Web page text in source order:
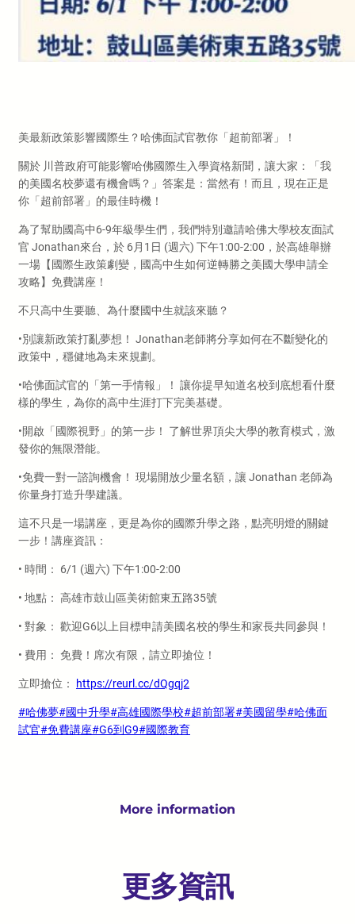
美最新政策影響國際生？哈佛面試官教你「超前部署」！
關於 川普政府可能影響哈佛國際生入學資格新聞，讓大家：「我
的美國名校夢還有機會嗎？」答案是：當然有！而且，現在正是
你「超前部署」的最佳時機！
為了幫助國高中6-9年級學生們，我們特別邀請哈佛大學校友面試
官 Jonathan來台，於 6月1日 (週六) 下午1:00-2:00，於高雄舉辦
一場【國際生政策劇變，國高中生如何逆轉勝之美國大學申請全
攻略】免費講座！
不只高中生要聽、為什麼國中生就該來聽？
•別讓新政策打亂夢想！ Jonathan老師將分享如何在不斷變化的
政策中，穩健地為未來規劃。
•哈佛面試官的「第一手情報」！ 讓你提早知道名校到底想看什麼
樣的學生，為你的高中生涯打下完美基礎。
•開啟「國際視野」的第一步！ 了解世界頂尖大學的教育模式，激
發你的無限潛能。
•免費一對一諮詢機會！ 現場開放少量名額，讓 Jonathan 老師為
你量身打造升學建議。
這不只是一場講座，更是為你的國際升學之路，點亮明燈的關鍵
一步！講座資訊：
• 時間： 6/1 (週六) 下午1:00-2:00
• 地點： 高雄市鼓山區美術館東五路35號
• 對象： 歡迎G6以上目標申請美國名校的學生和家長共同參與！
• 費用： 免費！席次有限，請立即搶位！
立即搶位： https://reurl.cc/dQgqj2
#哈佛夢#國中升學#高雄國際學校#超前部署#美國留學#哈佛面
試官#免費講座#G6到G9#國際教育
More information
更多資訊